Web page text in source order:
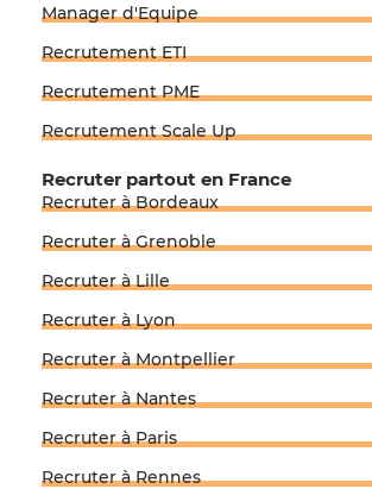
Manager d'Equipe
Recrutement ETI
Recrutement PME
Recrutement Scale Up
Recruter partout en France
Recruter à Bordeaux
Recruter à Grenoble
Recruter à Lille
Recruter à Lyon
Recruter à Montpellier
Recruter à Nantes
Recruter à Paris
Recruter à Rennes